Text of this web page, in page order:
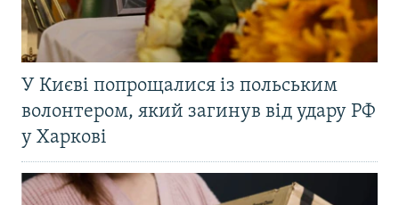
У Києві попрощалися із польським
волонтером, який загинув від удару РФ
у Харкові